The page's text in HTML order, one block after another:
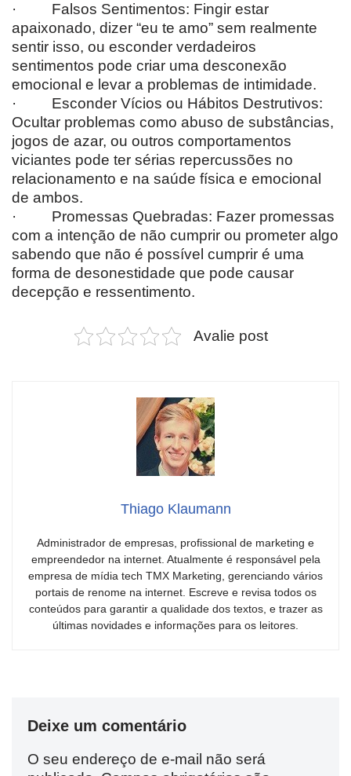
· Falsos Sentimentos: Fingir estar
apaixonado, dizer “eu te amo” sem realmente
sentir isso, ou esconder verdadeiros
sentimentos pode criar uma desconexão
emocional e levar a problemas de intimidade.
· Esconder Vícios ou Hábitos Destrutivos:
Ocultar problemas como abuso de substâncias,
jogos de azar, ou outros comportamentos
viciantes pode ter sérias repercussões no
relacionamento e na saúde física e emocional
de ambos.
· Promessas Quebradas: Fazer promessas
com a intenção de não cumprir ou prometer algo
sabendo que não é possível cumprir é uma
forma de desonestidade que pode causar
decepção e ressentimento.
Avalie post
Thiago Klaumann
Administrador de empresas, profissional de marketing e
empreendedor na internet. Atualmente é responsável pela
empresa de mídia tech TMX Marketing, gerenciando vários
portais de renome na internet. Escreve e revisa todos os
conteúdos para garantir a qualidade dos textos, e trazer as
últimas novidades e informações para os leitores.
Deixe um comentário
O seu endereço de e-mail não será